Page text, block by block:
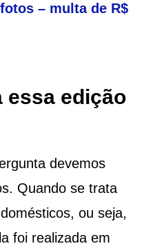
– multa de R$
essa edição
devemos
Quando se trata
ou seja,
foi realizada em